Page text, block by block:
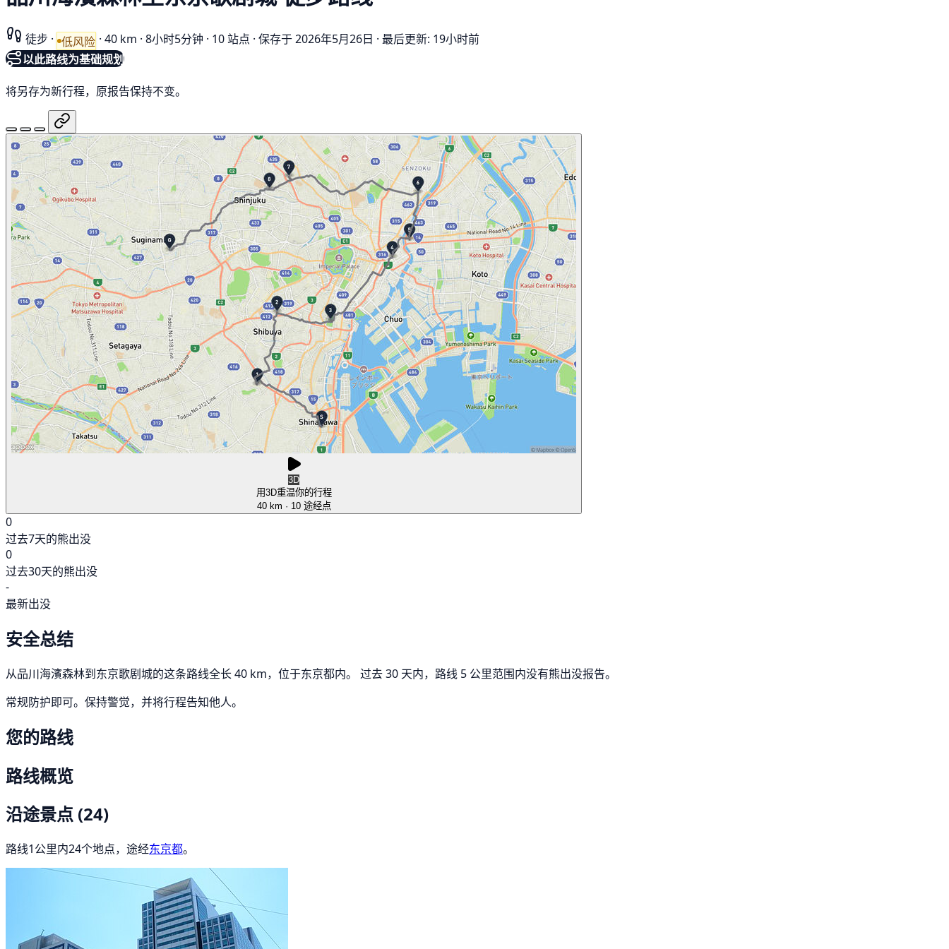
徒步 · 低风险 · 40 km · 8小时5分钟 · 10 站点 · 保存于 2026年5月26日 · 最后更新: 19小时前
以此路线为基础规划
将另存为新行程，原报告保持不变。
3D
用3D重温你的行程
40 km · 10 途经点
0
过去7天的熊出没
0
过去30天的熊出没
-
最新出没
安全总结
从品川海濱森林到东京歌剧城的这条路线全长 40 km，位于东京都内。 过去 30 天内，路线 5 公里范围内没有熊出没报告。
常规防护即可。保持警觉，并将行程告知他人。
您的路线
路线概览
沿途景点 (24)
路线1公里内24个地点，途经东京都。